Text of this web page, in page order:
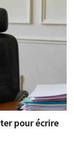
pour écrire